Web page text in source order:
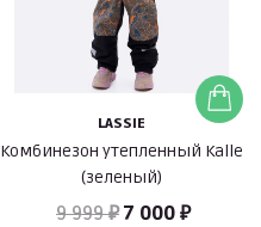
LASSIE
Комбинезон утепленный Kalle
(зеленый)
9 999 ₽ 7 000 ₽